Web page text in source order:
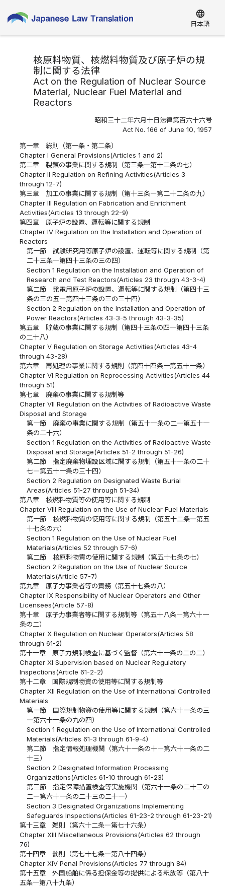
language
日本語
核原料物質、核燃料物質及び原子炉の規
制に関する法律
Act on the Regulation of Nuclear Source
Material, Nuclear Fuel Material and
Reactors
昭和三十二年六月十日法律第百六十六号
Act No. 166 of June 10, 1957
第一章 総則（第一条・第二条）
Chapter I General Provisions(Articles 1 and 2)
第二章 製錬の事業に関する規制（第三条―第十二条の七）
Chapter II Regulation on Refining Activities(Articles 3
through 12-7)
第三章 加工の事業に関する規制（第十三条―第二十二条の九）
Chapter III Regulation on Fabrication and Enrichment
Activities(Articles 13 through 22-9)
第四章 原子炉の設置、運転等に関する規制
Chapter IV Regulation on the Installation and Operation of
Reactors
第一節 試験研究用等原子炉の設置、運転等に関する規制（第
二十三条―第四十三条の三の四）
Section 1 Regulation on the Installation and Operation of
Research and Test Reactors(Articles 23 through 43-3-4)
第二節 発電用原子炉の設置、運転等に関する規制（第四十三
条の三の五―第四十三条の三の三十四）
Section 2 Regulation on the Installation and Operation of
Power Reactors(Articles 43-3-5 through 43-3-35)
第五章 貯蔵の事業に関する規制（第四十三条の四―第四十三条
の二十八）
Chapter V Regulation on Storage Activities(Articles 43-4
through 43-28)
第六章 再処理の事業に関する規則（第四十四条一第五十一条）
Chapter VI Regulation on Reprocessing Activities(Articles 44
through 51)
第七章 廃棄の事業に関する規制等
Chapter VII Regulation on the Activities of Radioactive Waste
Disposal and Storage
第一節 廃棄の事業に関する規制（第五十一条の二―第五十一
条の二十六）
Section 1 Regulation on the Activities of Radioactive Waste
Disposal and Storage(Articles 51-2 through 51-26)
第二節 指定廃棄物埋設区域に関する規制（第五十一条の二十
七―第五十一条の三十四）
Section 2 Regulation on Designated Waste Burial
Areas(Articles 51-27 through 51-34)
第八章 核燃料物質等の使用等に関する規制
Chapter VIII Regulation on the Use of Nuclear Fuel Materials
第一節 核燃料物質の使用等に関する規制（第五十二条―第五
十七条の六）
Section 1 Regulation on the Use of Nuclear Fuel
Materials(Articles 52 through 57-6)
第二節 核原料物質の使用に関する規制（第五十七条の七）
Section 2 Regulation on the Use of Nuclear Source
Materials(Article 57-7)
第九章 原子力事業者等の責務（第五十七条の八）
Chapter IX Responsibility of Nuclear Operators and Other
Licensees(Article 57-8)
第十章 原子力事業者等に関する規制等（第五十八条―第六十一
条の二）
Chapter X Regulation on Nuclear Operators(Articles 58
through 61-2)
第十一章 原子力規制検査に基づく監督（第六十一条の二の二）
Chapter XI Supervision based on Nuclear Regulatory
Inspections(Article 61-2-2)
第十二章 国際規制物資の使用等に関する規制等
Chapter XII Regulation on the Use of International Controlled
Materials
第一節 国際規制物資の使用等に関する規制（第六十一条の三
―第六十一条の九の四）
Section 1 Regulation on the Use of International Controlled
Materials(Articles 61-3 through 61-9-4)
第二節 指定情報処理機関（第六十一条の十―第六十一条の二
十三）
Section 2 Designated Information Processing
Organizations(Articles 61-10 through 61-23)
第三節 指定保障措置検査等実施機関（第六十一条の二十三の
二―第六十一条の二十三の二十一）
Section 3 Designated Organizations Implementing
Safeguards Inspections(Articles 61-23-2 through 61-23-21)
第十三章 雑則（第六十二条―第七十六条）
Chapter XIII Miscellaneous Provisions(Articles 62 through
76)
第十四章 罰則（第七十七条―第八十四条）
Chapter XIV Penal Provisions(Articles 77 through 84)
第十五章 外国船舶に係る担保金等の提供による釈放等（第八十
五条―第八十九条）